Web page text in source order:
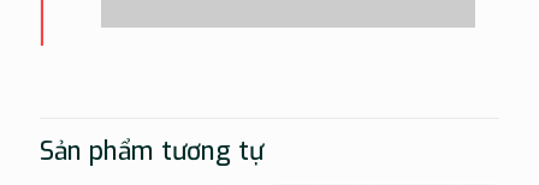
Sản phẩm tương tự